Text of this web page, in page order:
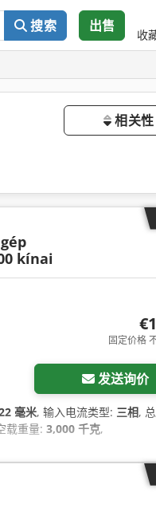
搜索 出售
收
相关性
kínai
固定价格
发送询价
毫米, 输入电流类型: 三相,
载重量: 3,000 千克,